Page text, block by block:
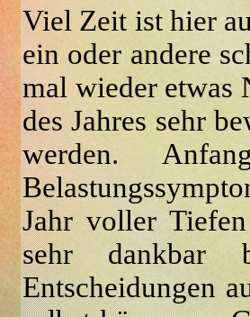
Viel Zeit ist hier
ein oder andere
mal wieder etwas
des Jahres sehr
werden.
Jahr voller
sehr dankbar
Entscheidungen